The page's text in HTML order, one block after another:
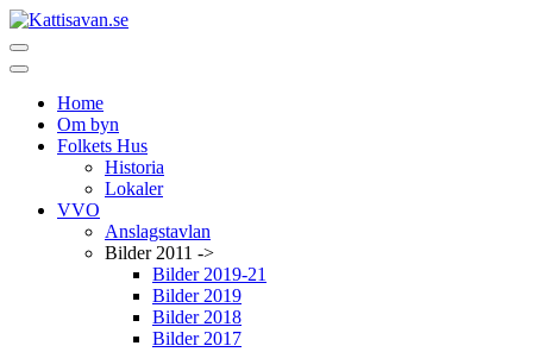
Home
Om byn
Folkets Hus
Historia
Lokaler
VVO
Anslagstavlan
Bilder 2011 ->
Bilder 2019-21
Bilder 2019
Bilder 2018
Bilder 2017